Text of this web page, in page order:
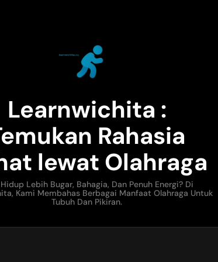
Learnwichita :
Rahasia
lewat Olahraga
Lebih Bugar, Bahagia, Dan Penuh Energi? Di
Kami Membahas Berbagai Manfaat Olahraga Untuk
Tubuh Dan Pikiran.